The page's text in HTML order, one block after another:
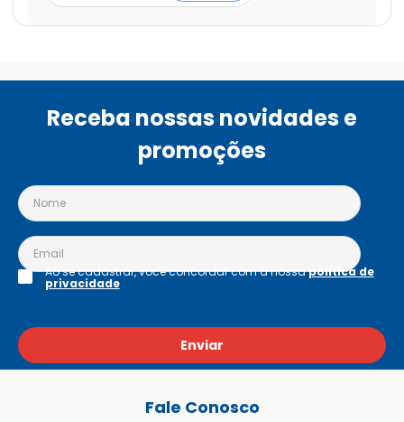
Receba nossas novidades e
promoções
Enviar
Ao se cadastrar, você concordar com a nossapolítica de
privacidade
Fale Conosco